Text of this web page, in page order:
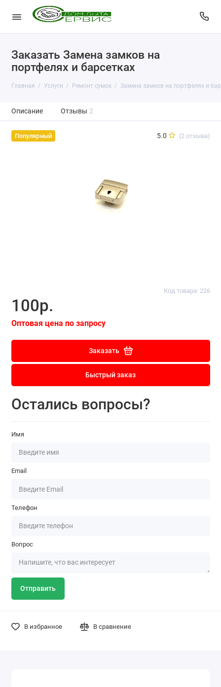
Заказать Замена замков на
портфелях и барсетках
Главная Услуги Ремонт сумок Замена замков на портфелях и
Описание Отзывы 2
Популярный 5.0 (2 отзыва)
Код товара: 226
100р.
Оптовая цена по запросу
Заказать
Быстрый заказ
Остались вопросы?
Имя
Email
Телефон
Вопрос
Отправить
В избранное В сравнение